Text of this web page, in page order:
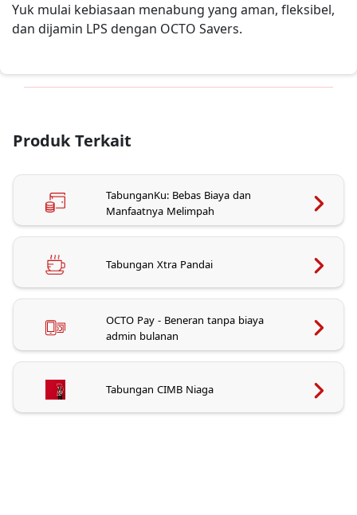
Yuk mulai kebiasaan menabung yang aman, fleksibel,
dan dijamin LPS dengan OCTO Savers.
Produk Terkait
TabunganKu: Bebas Biaya dan
Manfaatnya Melimpah
Tabungan Xtra Pandai
OCTO Pay - Beneran tanpa biaya
admin bulanan
Tabungan CIMB Niaga